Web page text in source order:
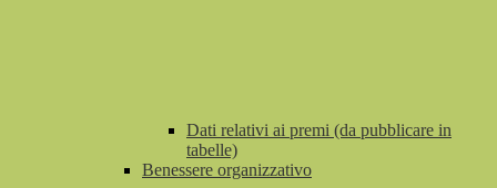
Dati relativi ai premi (da pubblicare in
tabelle)
Benessere organizzativo